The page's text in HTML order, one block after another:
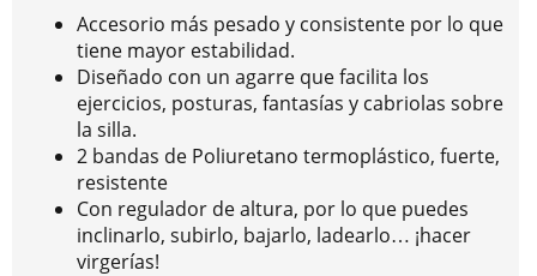
Accesorio más pesado y consistente por lo que
tiene mayor estabilidad.
Diseñado con un agarre que facilita los
ejercicios, posturas, fantasías y cabriolas sobre
la silla.
2 bandas de Poliuretano termoplástico, fuerte,
resistente
Con regulador de altura, por lo que puedes
inclinarlo, subirlo, bajarlo, ladearlo… ¡hacer
virgerías!